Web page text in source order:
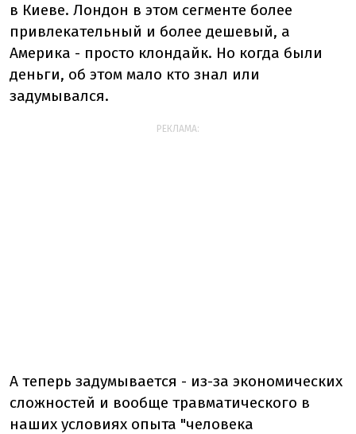
в Киеве. Лондон в этом сегменте более
привлекательный и более дешевый, а
Америка - просто клондайк. Но когда были
деньги, об этом мало кто знал или
задумывался.
РЕКЛАМА:
А теперь задумывается - из-за экономических
сложностей и вообще травматического в
наших условиях опыта "человека